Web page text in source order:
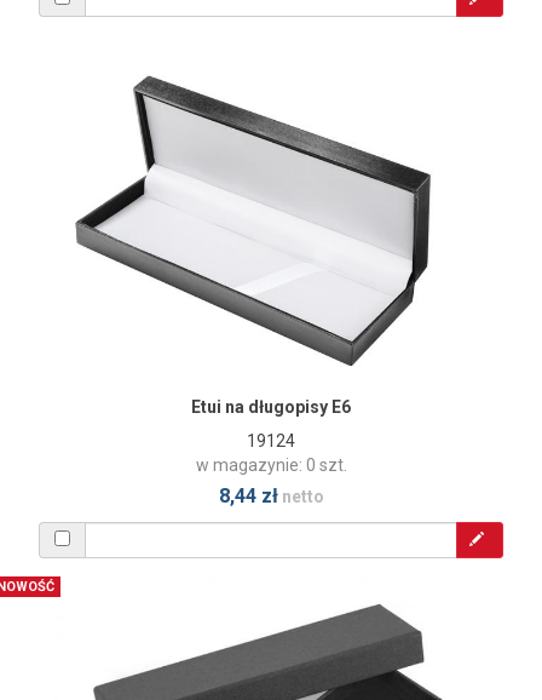
Etui na długopisy E6
19124
w magazynie: 0 szt.
8,44 złnetto